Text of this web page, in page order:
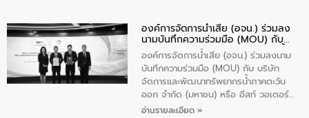
ชุมชนและการบำบัดน้ำเสียเบื้องต้น ให้กับ
นักเรียนชั้นประถมศึกษาปีที่ 5 โรงเรียน
เทศบาล 1 (พะเยาประชานุกูล) จำนวน 30
คน
องค์การจัดการน้ำเสีย (อจน.) ร่วมลง
นามบันทึกความร่วมมือ (MOU) กับ
บริษัท จัดการและพัฒนาทรัพยากรน้ำ
ภาคตะวันออก จำกัด (มหาชน) หรือ อีส
ท์ วอเตอร์
องค์การจัดการน้ำเสีย (อจน.) ร่วมลงนาม
บันทึกความร่วมมือ (MOU) กับ บริษัท
จัดการและพัฒนาทรัพยากรน้ำภาคตะวัน
ออก จำกัด (มหาชน) หรือ อีสท์ วอเตอร์
เมื่อวันอังคารที่ 4 สิงหาคม 2569 ณ ห้อง
อ่านรายละเอียด »